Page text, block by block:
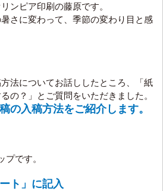
ンピア印刷の藤原です。
さに変わって、季節の変わり目と感
法についてお話ししたところ、「紙
の？」とご質問をいただきました。
の入稿方法をご紹介します。
プです。
ト」に記入